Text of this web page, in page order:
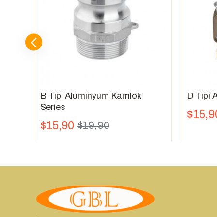
B Tipi Alüminyum Kamlok
Series
$15,90 $19,90
D Tipi